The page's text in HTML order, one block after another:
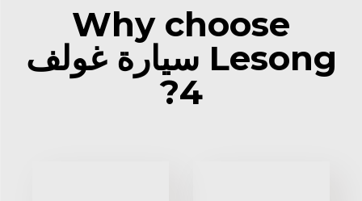
Why choose
Lesong سيارة غولف
4?